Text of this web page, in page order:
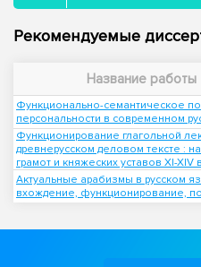
Рекомендуемые
Название работы
Функционально-семантическое
персональности в современном
Функционирование глагольной
древнерусском деловом тексте :
грамот и княжеских уставов XI-XIV
Актуальные арабизмы в русском
вхождение, функционирование,